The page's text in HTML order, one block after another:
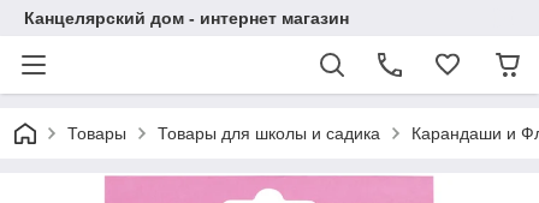
Канцелярский дом - интернет магазин
Товары Товары для школы и садика Карандаши и